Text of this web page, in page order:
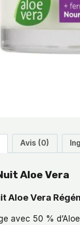
Avis (0)
Aloe Vera
Aloe Vera
avec 50 %